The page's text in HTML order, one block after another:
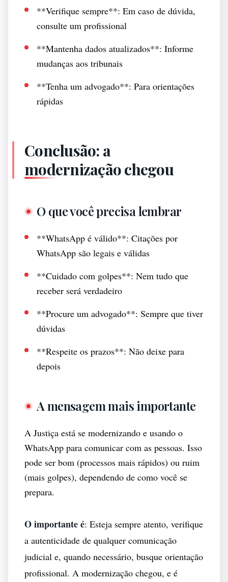
**Verifique sempre**: Em caso de dúvida,
consulte um profissional
**Mantenha dados atualizados**: Informe
mudanças aos tribunais
**Tenha um advogado**: Para orientações
rápidas
Conclusão: a
modernização chegou
O que você precisa lembrar
**WhatsApp é válido**: Citações por
WhatsApp são legais e válidas
**Cuidado com golpes**: Nem tudo que
receber será verdadeiro
**Procure um advogado**: Sempre que tiver
dúvidas
**Respeite os prazos**: Não deixe para
depois
A mensagem mais importante
A Justiça está se modernizando e usando o
WhatsApp para comunicar com as pessoas. Isso
pode ser bom (processos mais rápidos) ou ruim
(mais golpes), dependendo de como você se
prepara.
O importante é: Esteja sempre atento, verifique
a autenticidade de qualquer comunicação
judicial e, quando necessário, busque orientação
profissional. A modernização chegou, e é